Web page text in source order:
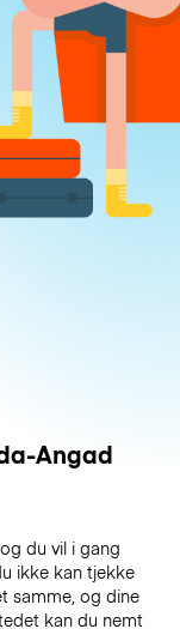
Angad
du vil i gang
ikke kan tjekke
samme, og dine
kan du nemt